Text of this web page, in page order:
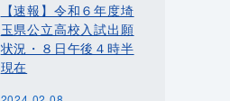
【速報】令和６年度埼
玉県公立高校入試出願
状況・８日午後４時半
現在